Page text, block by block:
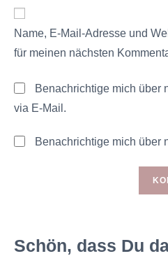
Name, E-Mail-Adresse und
für meinen nächsten
Benachrichtige mich über
via E-Mail.
Benachrichtige mich über
Schön, dass Du